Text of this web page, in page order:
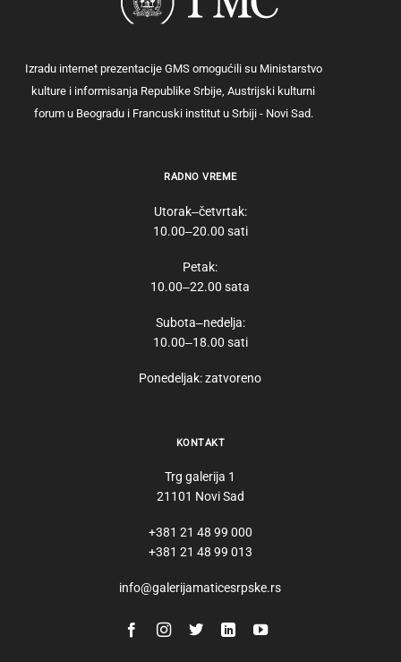
Izradu internet prezentacije GMS omogućili su Ministarstvo
kulture i informisanja Republike Srbije, Austrijski kulturni
forum u Beogradu i Francuski institut u Srbiji - Novi Sad.
RADNO VREME
Utorak‒četvrtak:
10.00‒20.00 sati
Petak:
10.00‒22.00 sata
Subota‒nedelja:
10.00‒18.00 sati
Ponedeljak: zatvoreno
KONTAKT
Trg galerija 1
21101 Novi Sad
+381 21 48 99 000
+381 21 48 99 013
info@galerijamaticesrpske.rs